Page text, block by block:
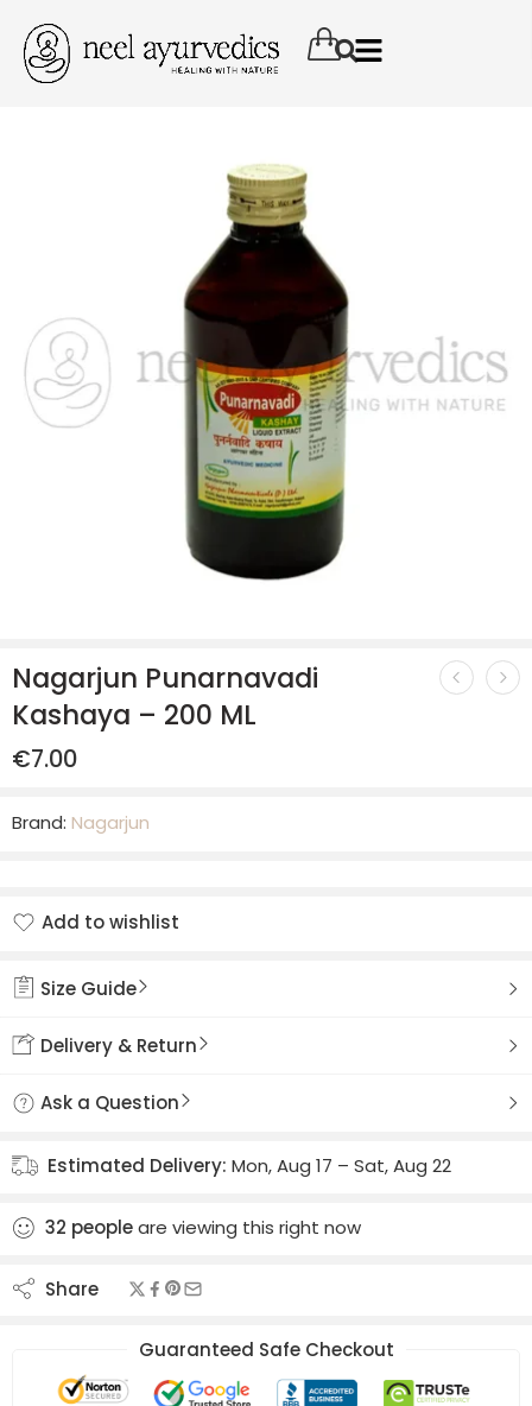
Nagarjun Punarnavadi
Kashaya – 200 ML
€7.00
Brand: Nagarjun
Add to wishlist
Size Guide
Delivery & Return
Ask a Question
Estimated Delivery: Mon, Aug 17 – Sat, Aug 22
32 peopleare viewing this right now
Share
Guaranteed Safe Checkout